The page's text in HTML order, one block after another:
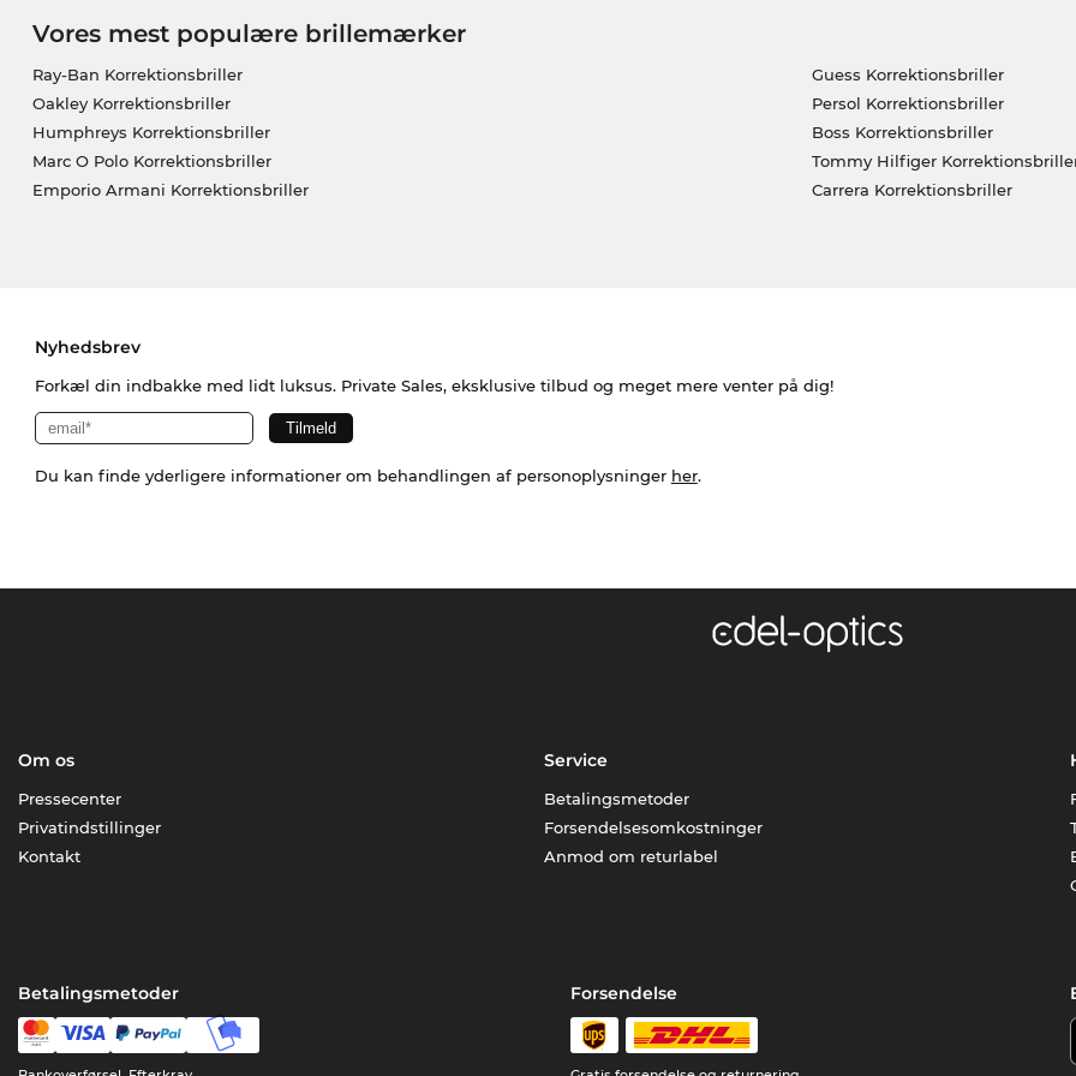
Vores mest populære brillemærker
Ray-Ban Korrektionsbriller
Oakley Korrektionsbriller
Humphreys Korrektionsbriller
Marc O Polo Korrektionsbriller
Emporio Armani Korrektionsbriller
Guess Korrektionsbriller
Persol Korrektionsbriller
Boss Korrektionsbriller
Tommy Hilfiger
Carrera Korrektionsbriller
Nyhedsbrev
Forkæl din indbakke med lidt luksus. Private Sales, eksklusive tilbud og meget mere venter på dig!
Du kan finde yderligere informationer om behandlingen af personoplysninger her.
Om os
Pressecenter
Privatindstillinger
Kontakt
Service
Betalingsmetoder
Forsendelsesomkostninger
Anmod om returlabel
Betalingsmetoder Forsendelse